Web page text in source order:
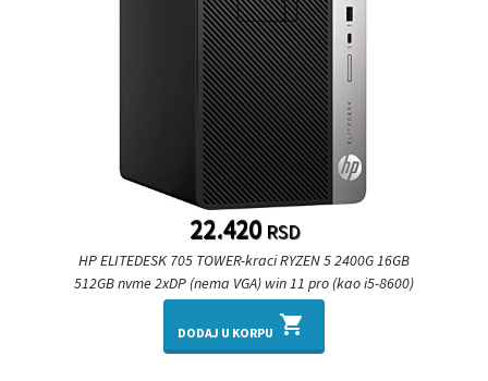
22.420RSD
HP ELITEDESK 705 TOWER-kraci RYZEN 5 2400G 16GB
512GB nvme 2xDP (nema VGA) win 11 pro (kao i5-8600)
DODAJ U KORPU shopping_cart